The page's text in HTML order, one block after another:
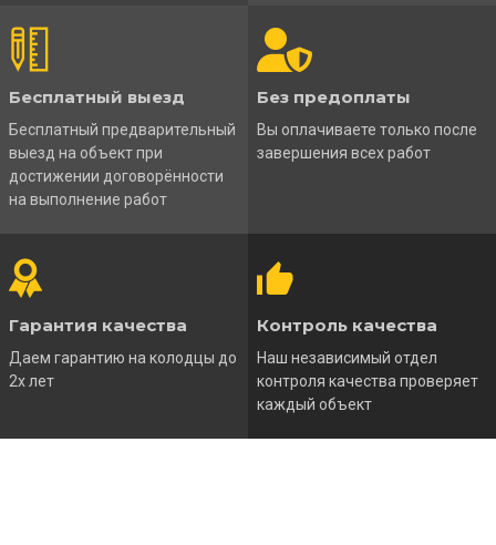
Бесплатный выезд
Бесплатный предварительный
выезд на объект при
достижении договорённости
на выполнение работ
Без предоплаты
Вы оплачиваете только после
завершения всех работ
Гарантия качества
Даем гарантию на колодцы до
2х лет
Контроль качества
Наш независимый отдел
контроля качества проверяет
каждый объект